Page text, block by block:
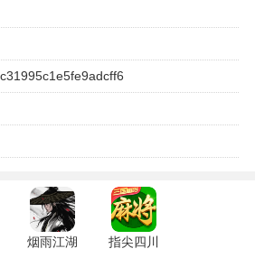
合，通过消耗名为基因的资源解锁各
式衔接，形成个人风格鲜明的连击
素，地图的构成并非固定不变，每次
烟雨江湖
指尖四川